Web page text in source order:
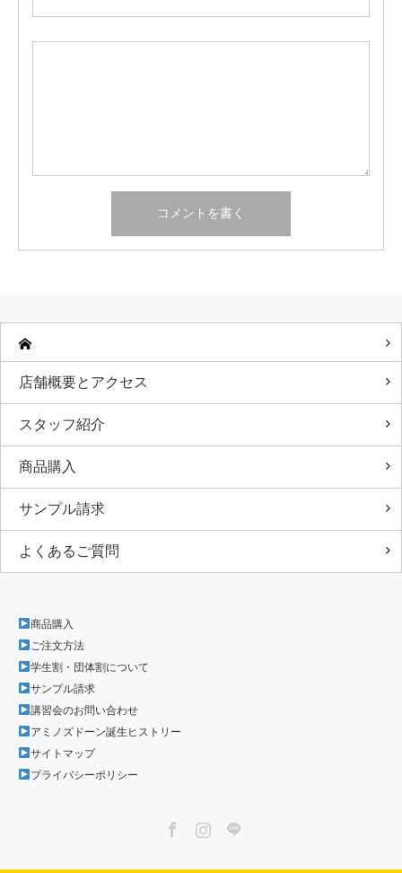
店舗概要とアクセス
スタッフ紹介
商品購入
サンプル請求
よくあるご質問
商品購入
ご注文方法
学生割・団体割について
サンプル請求
講習会のお問い合わせ
アミノズドーン誕生ヒストリー
サイトマップ
プライバシーポリシー